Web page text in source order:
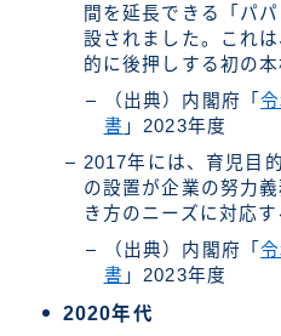
間を延長できる「パ
設されました。これ
的に後押しする初の
（出典）内閣府「
書 」2023年度
2017年には、育児目
の設置が企業の努力
き方のニーズに対応
（出典）内閣府「
書 」2023年度
2020年代